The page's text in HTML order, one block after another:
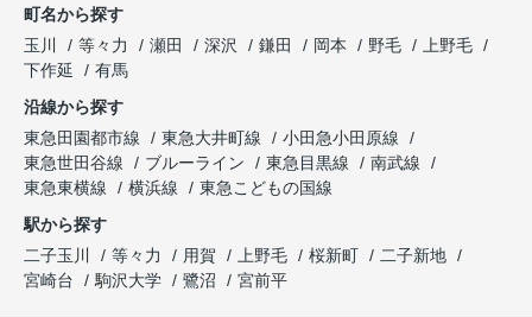
町名から探す
玉川
等々力 瀬田 深沢 鎌田 岡本 野毛
上野毛
下作延
有馬
沿線から探す
東急田園都市線
東急大井町線
小田急小田原線
東急世田谷線
ブルーライン 東急目黒線
南武線
東急東横線
横浜線
東急こどもの国線
駅から探す
二子玉川
等々力 用賀 上野毛 桜新町
二子新地
宮崎台
駒沢大学 鷺沼 宮前平